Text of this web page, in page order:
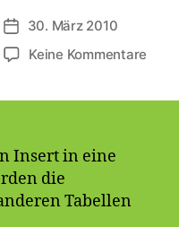
Veröffentlichungsdatum
30. März 2010
Keine Kommentare
Insert in eine
die
Tabellen